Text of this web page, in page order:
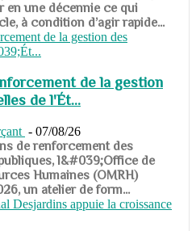
en une décennie ce qui
à condition d’agir rapide...
de la gestion
de l'Ét...
- 07/08/26
de renforcement des
l&#039;Office de
Humaines (OMRH)
un atelier de form...